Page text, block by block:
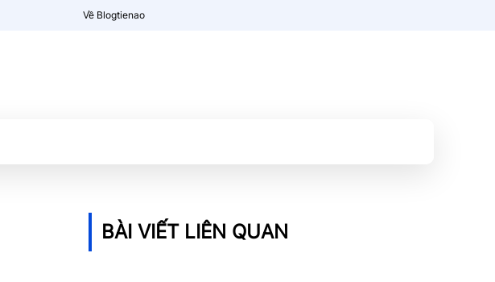
Về Blogtienao
BÀI VIẾT LIÊN QUAN